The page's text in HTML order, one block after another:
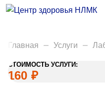
Анализы
Акции
Пациентам
Вакансии
Главная Услуги
СТОИМОСТЬ УСЛУГИ:
160 ₽